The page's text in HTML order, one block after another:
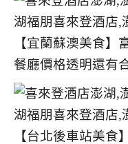
【宜蘭蘇澳美食】
餐廳價格透明還有
【台北後車站美食